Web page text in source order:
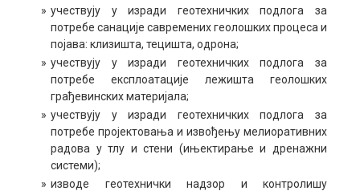
» учествују у изради геотехничких подлога за
потребе санације савремених геолошких процеса и
појава: клизишта, тецишта, одрона;
» учествују у изради геотехничких подлога за
потребе експлоатације лежишта геолошких
грађевинских материјала;
» учествују у изради геотехничких подлога за
потребе пројектовања и извођењу мелиоративних
радова у тлу и стени (ињектирање и дренажни
системи);
» изводе геотехнички надзор и контролишу